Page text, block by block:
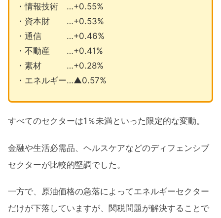
・情報技術 …+0.55%
・資本財 …+0.53%
・通信 …+0.46%
・不動産 …+0.41%
・素材 …+0.28%
・エネルギー…▲0.57%
すべてのセクターは1％未満といった限定的な変動。
金融や生活必需品、ヘルスケアなどのディフェンシブ
セクターが比較的堅調でした。
一方で、原油価格の急落によってエネルギーセクター
だけが下落していますが、関税問題が解決することで